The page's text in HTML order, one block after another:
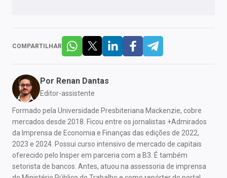
COMPARTILHAR
Por Renan Dantas
Editor-assistente
Formado pela Universidade Presbiteriana Mackenzie, cobre
mercados desde 2018. Ficou entre os jornalistas +Admirados
da Imprensa de Economia e Finanças das edições de 2022,
2023 e 2024. Possui curso intensivo de mercado de capitais
oferecido pelo Insper em parceria com a B3. É também
setorista de bancos. Antes, atuou na assessoria de imprensa